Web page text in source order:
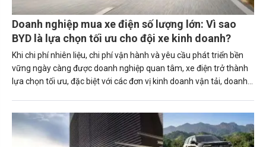
Doanh nghiệp mua xe điện số lượng lớn: Vì sao
BYD là lựa chọn tối ưu cho đội xe kinh doanh?
Khi chi phí nhiên liệu, chi phí vận hành và yêu cầu phát triển bền
vững ngày càng được doanh nghiệp quan tâm, xe điện trở thành
lựa chọn tối ưu, đặc biệt với các đơn vị kinh doanh vận tải, doanh
danh mục sản phẩm đa dạng, chi phí sử dụng thấp cùng nhiều
chương trình ưu đãi hấp dẫn dành cho khách hàng mua xe trong